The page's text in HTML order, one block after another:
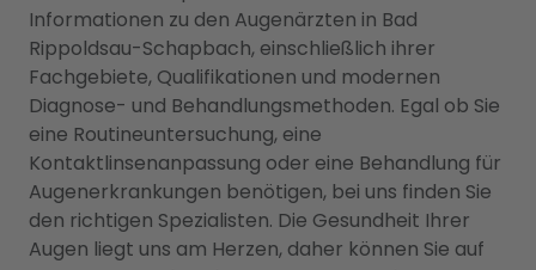
Informationen zu den Augenärzten in Bad
Rippoldsau-Schapbach, einschließlich ihrer
Fachgebiete, Qualifikationen und modernen
Diagnose- und Behandlungsmethoden. Egal ob Sie
eine Routineuntersuchung, eine
Kontaktlinsenanpassung oder eine Behandlung für
Augenerkrankungen benötigen, bei uns finden Sie
den richtigen Spezialisten. Die Gesundheit Ihrer
Augen liegt uns am Herzen, daher können Sie auf